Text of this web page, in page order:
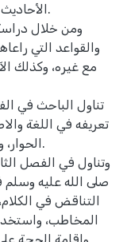
ومن خلال
والقواعد التي
مع غيره، وكذلك
تناول الباحث في
تعريفه في اللغة
وتناول في الفصل
صلى الله عليه وسلم
التناقض في
المخاطب،